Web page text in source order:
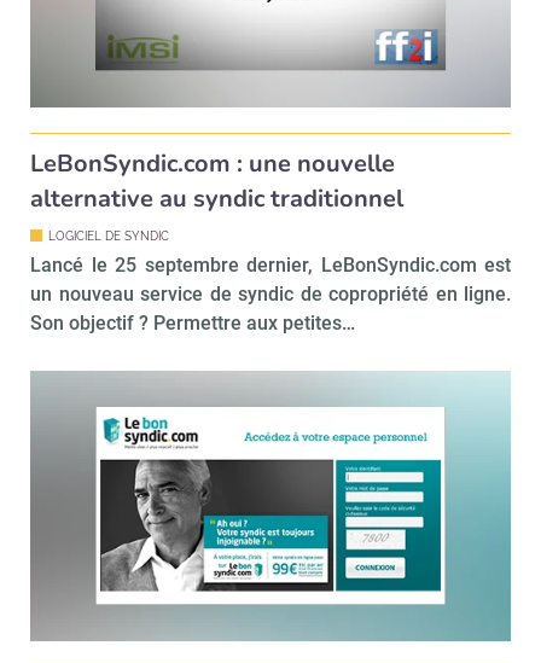
LeBonSyndic.com : une nouvelle
alternative au syndic traditionnel
LOGICIEL DE SYNDIC
Lancé le 25 septembre dernier, LeBonSyndic.com est
un nouveau service de syndic de copropriété en ligne.
Son objectif ? Permettre aux petites…